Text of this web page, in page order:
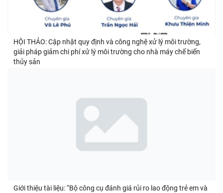
HỘI THẢO: Cập nhật quy định và công nghệ xử lý môi trường,
giải pháp giảm chi phí xử lý môi trường cho nhà máy chế biến
thủy sản
Giới thiệu tài liệu: “Bộ công cụ đánh giá rủi ro lao động trẻ em và